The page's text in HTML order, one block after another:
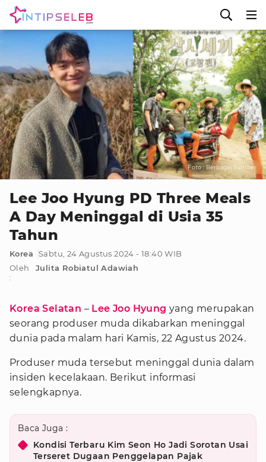
Foto : Berbagai Sumber
Lee Joo Hyung PD Three Meals
A Day Meninggal di Usia 35
Tahun
Korea
Sabtu, 24 Agustus 2024 - 18:40 WIB
Oleh
:
Julita Robiatul Adawiah
Korea Selatan – Lee Joo Hyung yang merupakan
seorang produser muda dikabarkan meninggal
dunia pada malam hari Kamis, 22 Agustus 2024.
Produser muda tersebut meninggal dunia dalam
insiden kecelakaan. Berikut informasi
selengkapnya.
Baca Juga :
Kondisi Terbaru Kim Seon Ho Jadi Sorotan Usai
Terseret Dugaan Penggelapan Pajak